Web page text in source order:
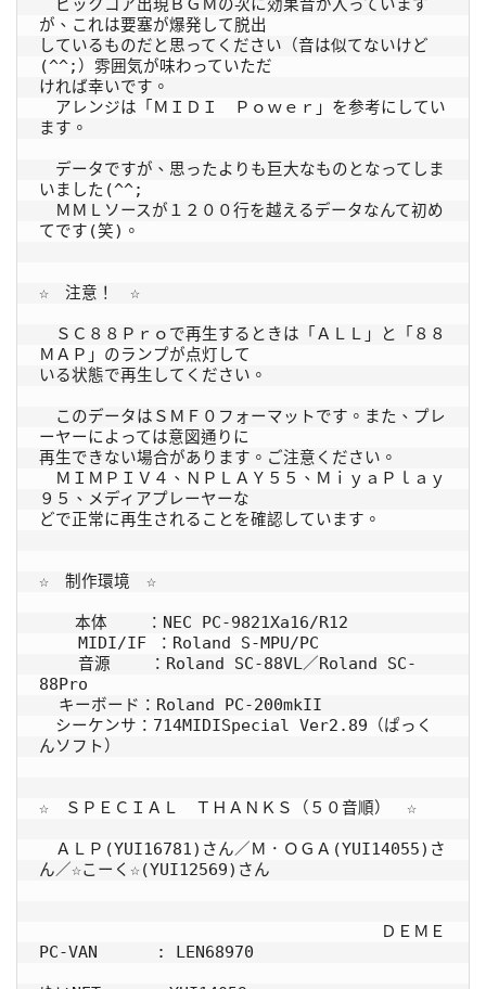
ビックコア出現ＢＧＭの次に効果音が入っています
が、これは要塞が爆発して脱出
しているものだと思ってください（音は似てないけど
(^^;）雰囲気が味わっていただ
ければ幸いです。
アレンジは「ＭＩＤＩ　Ｐｏｗｅｒ」を参考にしてい
ます。
データですが、思ったよりも巨大なものとなってしま
いました(^^;
ＭＭＬソースが１２００行を越えるデータなんて初め
てです(笑)。
☆　注意！　☆
ＳＣ８８Ｐｒｏで再生するときは「ＡＬＬ」と「８８
ＭＡＰ」のランプが点灯して
いる状態で再生してください。
このデータはＳＭＦ０フォーマットです。また、プレ
ーヤーによっては意図通りに
再生できない場合があります。ご注意ください。
ＭＩＭＰＩＶ４、ＮＰＬＡＹ５５、ＭｉｙａＰｌａｙ
９５、メディアプレーヤーな
どで正常に再生されることを確認しています。
☆　制作環境　☆
本体    ：NEC PC-9821Xa16/R12
88Pro
シーケンサ：714MIDISpecial Ver2.89（ぱっく
んソフト）
☆　ＳＰＥＣＩＡＬ　ＴＨＡＮＫＳ（５０音順）　☆
ＡＬＰ(YUI16781)さん／Ｍ．ＯＧＡ(YUI14055)さ
ん／☆こーく☆(YUI12569)さん
PC-VAN      : LEN68970